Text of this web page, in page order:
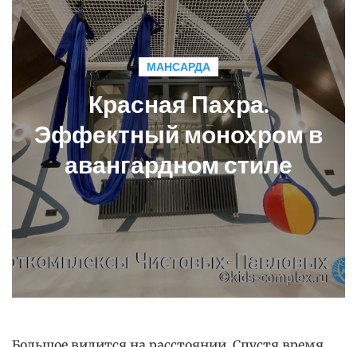
МАНСАРДА
Красная Пахра.
Эффектный монохром в
авангардном стиле